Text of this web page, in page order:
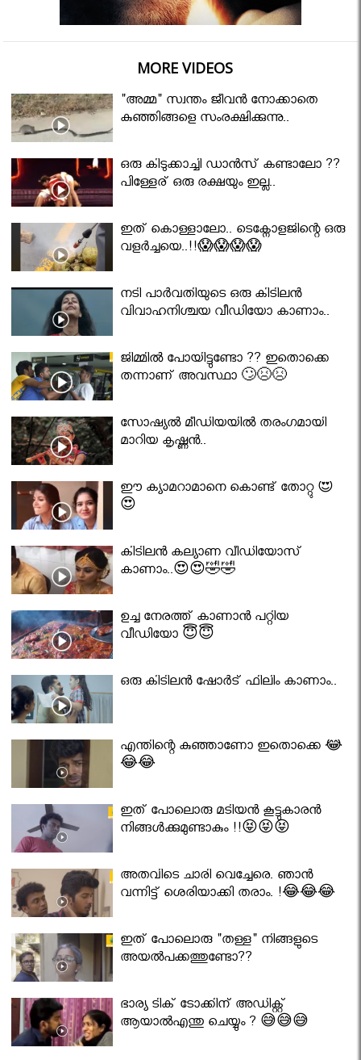
MORE VIDEOS
"അമ്മ" സ്വന്തം ജീവൻ നോക്കാതെ
കുഞ്ഞിങ്ങളെ സംരക്ഷിക്കുന്നു..
ഒരു കിടുക്കാച്ചി ഡാൻസ് കണ്ടാലോ ??
പിള്ളേര് ഒരു രക്ഷയും ഇല്ല..
ഇത് കൊള്ളാലോ.. ടെക്നോളജിന്റെ ഒരു
വളർച്ചയെ..!!😱😱😱😱
നടി പാർവതിയുടെ ഒരു കിടിലൻ
വിവാഹനിശ്ചയ വീഡിയോ കാണാം..
ജിമ്മിൽ പോയിട്ടുണ്ടോ ?? ഇതൊക്കെ
തന്നാണ് അവസ്ഥാ 🙄😣😣
സോഷ്യൽ മീഡിയയിൽ തരംഗമായി
മാറിയ കൃഷ്ണൻ..
ഈ ക്യാമറാമാനെ കൊണ്ട് തോറ്റു 😍
😍
കിടിലൻ കല്യാണ വീഡിയോസ്
കാണാം..😍😍🤣🤣
ഉച്ച നേരത്ത് കാണാൻ പറ്റിയ
വീഡിയോ 😇😇
ഒരു കിടിലൻ ഷോർട് ഫിലിം കാണാം..
എന്തിന്റെ കുഞ്ഞാണോ ഇതൊക്കെ 😂
😂😂
ഇത് പോലൊരു മടിയൻ കൂട്ടുകാരൻ
നിങ്ങൾക്കുമുണ്ടാകും !!😝😝😝
അതവിടെ ചാരി വെച്ചേരെ. ഞാൻ
വന്നിട്ട് ശെരിയാക്കി തരാം. !😂😂😂
ഇത് പോലൊരു "തള്ള" നിങ്ങളുടെ
അയല്‍പക്കത്തുണ്ടോ??
ഭാര്യ ടിക് ടോക്കിന് അഡിക്റ്റ്
ആയാൽഎന്തു ചെയ്യും ? 😅😅😅